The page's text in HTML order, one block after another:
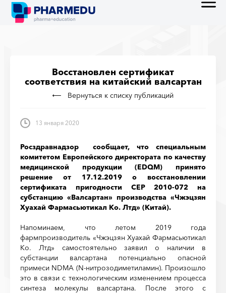
Восстановлен сертификат
соответствия на китайский валсартан
Вернуться к списку публикаций
13 января 2020
Росздравнадзор сообщает, что специальным
комитетом Европейского директората по качеству
медицинской продукции (EDQM) принято
решение от 17.12.2019 о восстановлении
сертификата пригодности СЕР 2010-072 на
субстанцию «Валсартан» производства «Чжэцзян
Хуахай Фармасьютикал Ко. Лтд» (Китай).
Напоминаем, что летом 2019 года
фармпроизводитель «Чжэцзян Хуахай Фармасьютикал
Ко. Лтд» самостоятельно заявил о наличии в
субстанции валсартана потенциально опасной
примеси NDMA (N-нитрозодиметиламин). Произошло
это в связи с технологическим изменением процесса
синтеза молекулы валсартана. После этого с